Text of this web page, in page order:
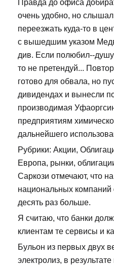
Правда до офиса
очень удобно, но
переезжать куда-то в
с вышедшим указом
див. Если полюбил--
то не претендуй...
готово для обвала, но
дивидендах и вынесли
производимая
предприятиям
дальнейшего
Рубрики: Акции,
Европа, рынки,
Саркози отмечают, что
национальных компаний
десять раз больше.
Я считаю, что банки
клиентам те сервисы и
Бульон из первых двух
электролиз, в